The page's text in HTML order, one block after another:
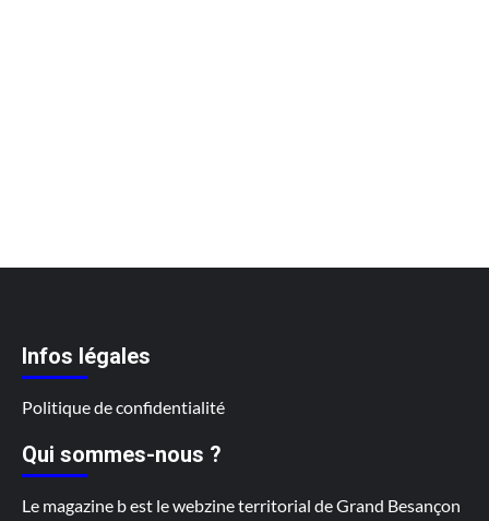
Infos légales
Politique de confidentialité
Qui sommes-nous ?
Le magazine b est le webzine territorial de Grand Besançon